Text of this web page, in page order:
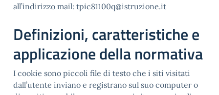
all’indirizzo mail: tpic81100q@istruzione.it
Definizioni, caratteristiche e
applicazione della normativa
I cookie sono piccoli file di testo che i siti visitati
dall’utente inviano e registrano sul suo computer o